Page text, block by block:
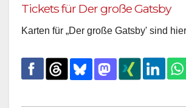
Tickets für Der große Gatsby
Karten für „Der große Gatsby' sind